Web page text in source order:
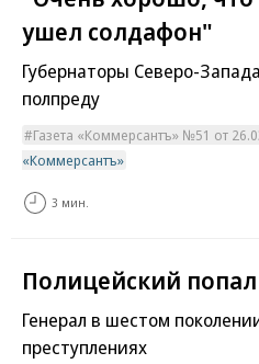
ушел солдафон"
Губернаторы Северо-
полпреду
Газета «Коммерсантъ» №51 от
«Коммерсантъ»
3 мин.
Полицейский
Генерал в шестом
преступлениях